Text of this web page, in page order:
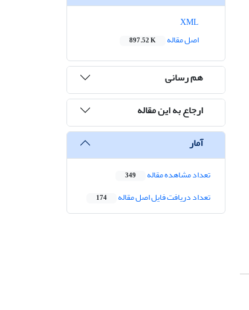
اصل مقاله
897.52 K
هم رسانی
ارجاع به این مقاله
آمار
تعداد مشاهده مقاله 349
تعداد دریافت فایل اصل مقاله 174